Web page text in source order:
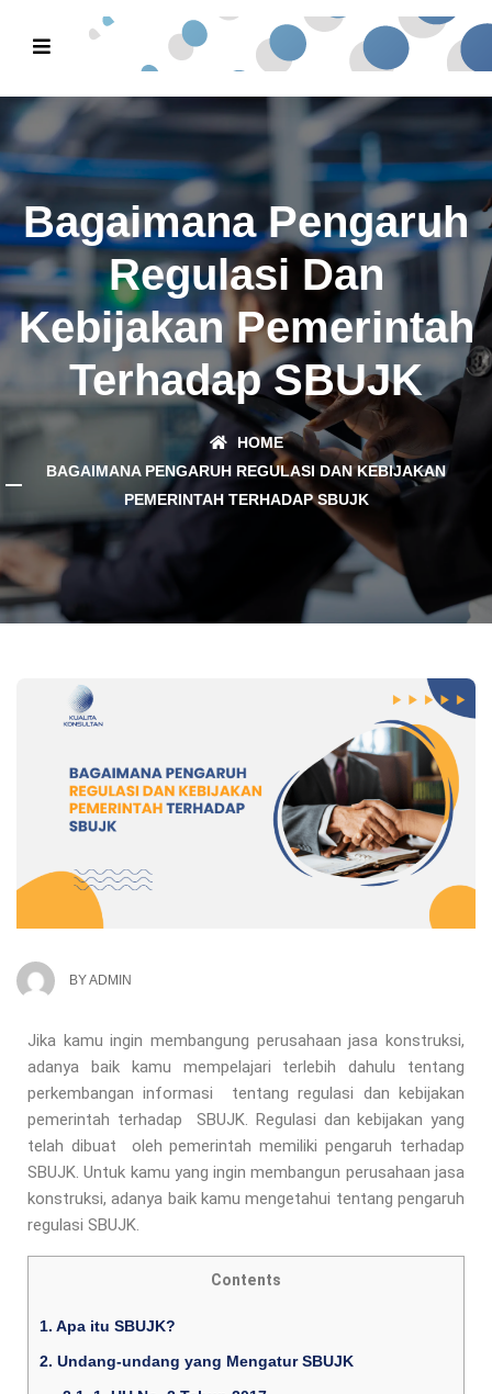
Bagaimana Pengaruh
Regulasi Dan
Kebijakan Pemerintah
Terhadap SBUJK
HOME
BAGAIMANA PENGARUH REGULASI DAN KEBIJAKAN
PEMERINTAH TERHADAP SBUJK
BYADMIN
Jika kamu ingin membangung perusahaan jasa konstruksi,
adanya baik kamu mempelajari terlebih dahulu tentang
perkembangan informasi tentang regulasi dan kebijakan
pemerintah terhadap SBUJK. Regulasi dan kebijakan yang
telah dibuat oleh pemerintah memiliki pengaruh terhadap
SBUJK. Untuk kamu yang ingin membangun perusahaan jasa
konstruksi, adanya baik kamu mengetahui tentang pengaruh
regulasi SBUJK.
Contents
1. Apa itu SBUJK?
2. Undang-undang yang Mengatur SBUJK